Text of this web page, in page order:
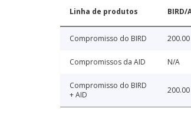
Linha de produtos BIRD/
Compromisso do BIRD 200.00
Compromissos da AID N/A
Compromisso do BIRD
+ AID
200.00